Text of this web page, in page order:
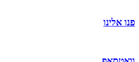
פנו אלינו